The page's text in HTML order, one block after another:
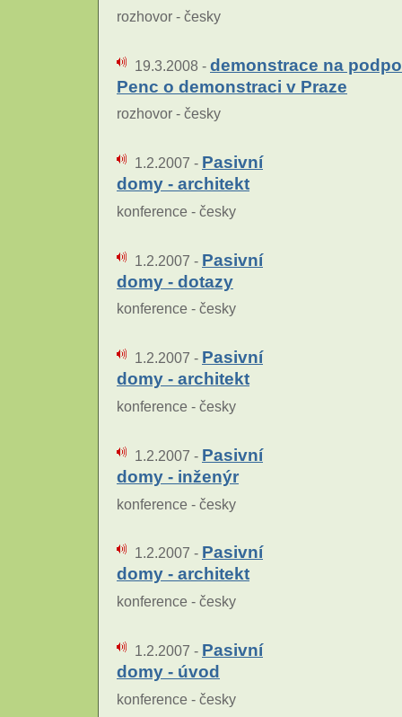
rozhovor - česky
19.3.2008 - demonstrace na
Penc o demonstraci v Praze
rozhovor - česky
1.2.2007 - Pasivní
domy - architekt
konference - česky
1.2.2007 - Pasivní
domy - dotazy
konference - česky
1.2.2007 - Pasivní
domy - architekt
konference - česky
1.2.2007 - Pasivní
domy - inženýr
konference - česky
1.2.2007 - Pasivní
domy - architekt
konference - česky
1.2.2007 - Pasivní
domy - úvod
konference - česky